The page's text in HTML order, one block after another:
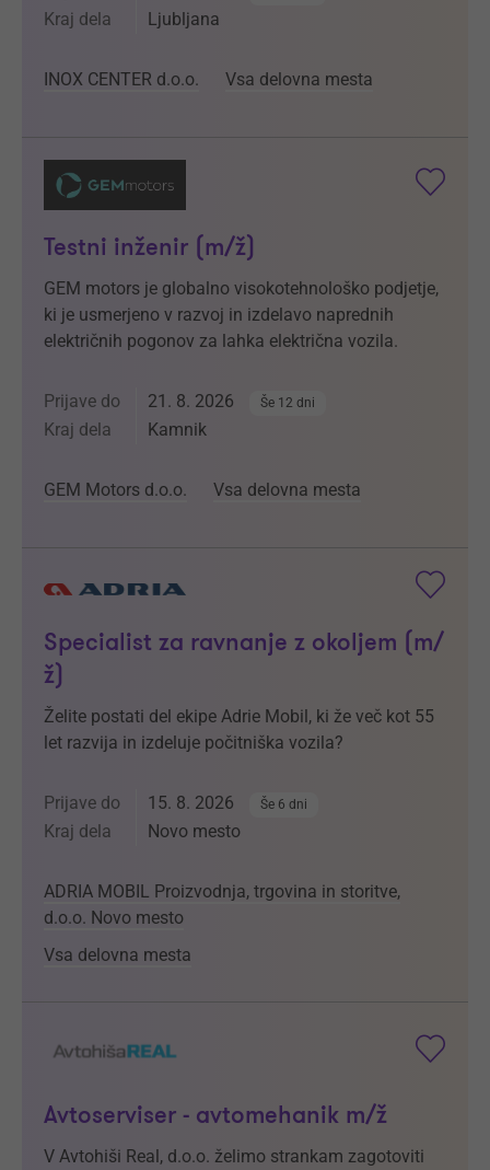
Kraj dela Ljubljana
INOX CENTER d.o.o. Vsa delovna mesta
Testni inženir (m/ž)
GEM motors je globalno visokotehnološko podjetje,
ki je usmerjeno v razvoj in izdelavo naprednih
električnih pogonov za lahka električna vozila.
Prijave do 21. 8. 2026 Še 12 dni
Kraj dela Kamnik
GEM Motors d.o.o. Vsa delovna mesta
Specialist za ravnanje z okoljem (m/
ž)
Želite postati del ekipe Adrie Mobil, ki že več kot 55
let razvija in izdeluje počitniška vozila?
Prijave do 15. 8. 2026 Še 6 dni
Kraj dela Novo mesto
ADRIA MOBIL Proizvodnja, trgovina in storitve,
d.o.o. Novo mesto
Vsa delovna mesta
Avtoserviser - avtomehanik m/ž
V Avtohiši Real, d.o.o. želimo strankam zagotoviti